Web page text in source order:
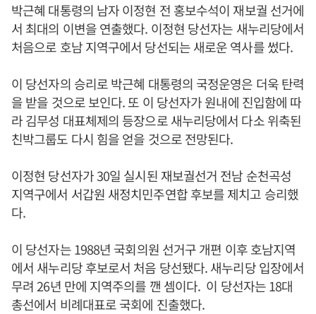
박근혜 대통령의 남자 이정현 전 홍보수석이 재보궐 선거에
서 최대의 이변을 연출했다. 이정현 당선자는 새누리당에서
처음으로 호남 지역구에서 당선되는 새로운 역사를 썼다.
이 당선자의 승리로 박근혜 대통령의 국정운영은 더욱 탄력
을 받을 것으로 보인다. 또 이 당선자가 원내에 진입함에 따
라 김무성 대표체제의 등장으로 새누리당에서 다소 위축된
친박그룹도 다시 힘을 얻을 것으로 전망된다.
이정현 당선자가 30일 실시된 재보궐선거 전남 순천곡성
지역구에서 서갑원 새정치민주연합 후보를 제치고 승리했
다.
이 당선자는 1988년 국회의원 선거구 개편 이후 호남지역
에서 새누리당 후보로서 처음 당선됐다. 새누리당 입장에서
무려 26년 만에 지역주의를 깬 셈이다. 이 당선자는 18대
총선에서 비례대표로 국회에 진출했다.